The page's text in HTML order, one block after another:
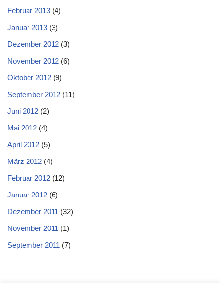
Februar 2013 (4)
Januar 2013 (3)
Dezember 2012 (3)
November 2012 (6)
Oktober 2012 (9)
September 2012 (11)
Juni 2012 (2)
Mai 2012 (4)
April 2012 (5)
März 2012 (4)
Februar 2012 (12)
Januar 2012 (6)
Dezember 2011 (32)
November 2011 (1)
September 2011 (7)